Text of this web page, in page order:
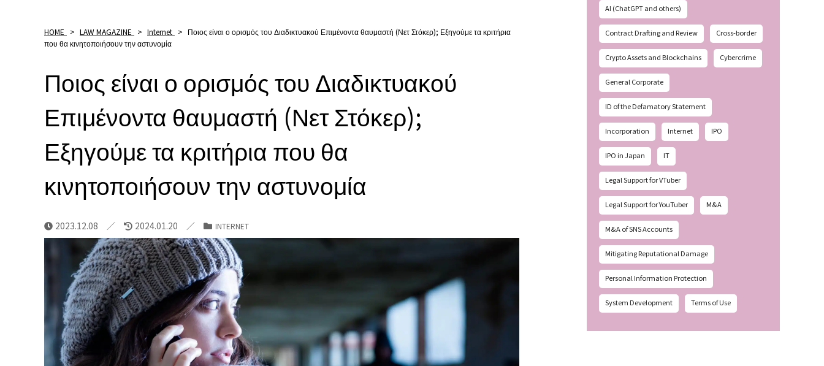
HOME > LAW MAGAZINE > Internet > Ποιος είναι ο ορισμός του Διαδικτυακού Επιμένοντα θαυμαστή (Νετ Στόκερ); Εξηγούμε τα κριτήρια
που θα κινητοποιήσουν την αστυνομία
Ποιος είναι ο ορισμός του Διαδικτυακού
Επιμένοντα θαυμαστή (Νετ Στόκερ);
Εξηγούμε τα κριτήρια που θα
κινητοποιήσουν την αστυνομία
2023.12.08 2024.01.20 INTERNET
AI (ChatGPT and others)
Contract Drafting and Review Cross-border
Crypto Assets and Blockchains Cybercrime
General Corporate
ID of the Defamatory Statement
Incorporation Internet IPO
IPO in Japan IT
Legal Support for VTuber
Legal Support for YouTuber M&A
M&A of SNS Accounts
Mitigating Reputational Damage
Personal Information Protection
System Development Terms of Use